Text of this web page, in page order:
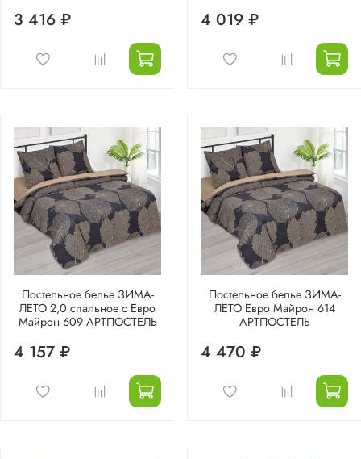
3 416 ₽ 4 019 ₽
Постельное белье ЗИМА-
ЛЕТО 2,0 спальное с Евро
Майрон 609 АРТПОСТЕЛЬ
4 157 ₽
Постельное белье ЗИМА-
ЛЕТО Евро Майрон 614
АРТПОСТЕЛЬ
4 470 ₽